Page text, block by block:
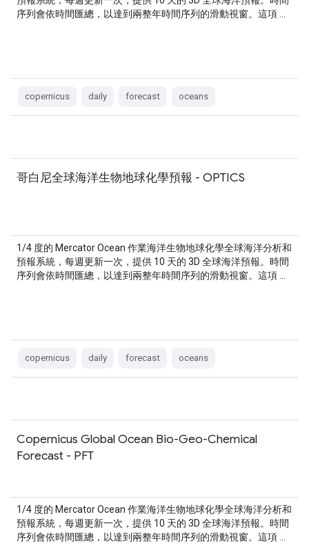
序列會依時間匯總，以達到兩整年時間序列的滑動視窗。這項 …
copernicus daily forecast oceans
哥白尼全球海洋生物地球化學預報 - OPTICS
1/4 度的 Mercator Ocean 作業海洋生物地球化學全球海洋分析和
預報系統，每週更新一次，提供 10 天的 3D 全球海洋預報。時間
序列會依時間匯總，以達到兩整年時間序列的滑動視窗。這項 …
copernicus daily forecast oceans
Copernicus Global Ocean Bio-Geo-Chemical
Forecast - PFT
1/4 度的 Mercator Ocean 作業海洋生物地球化學全球海洋分析和
預報系統，每週更新一次，提供 10 天的 3D 全球海洋預報。時間
序列會依時間匯總，以達到兩整年時間序列的滑動視窗。這項 …